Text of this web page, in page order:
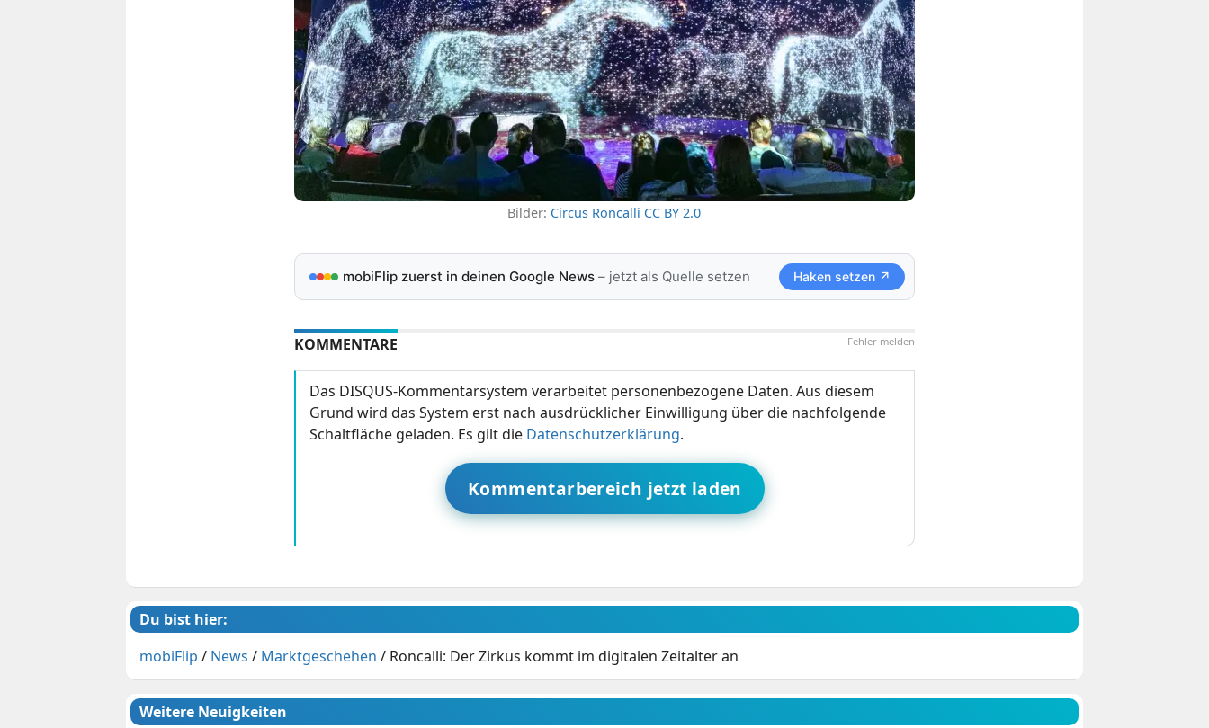
Bilder: Circus Roncalli CC BY 2.0
mobiFlip zuerst in deinen Google News– jetzt als Quelle setzen Haken setzen ↗
Fehler melden
KOMMENTARE
Das DISQUS-Kommentarsystem verarbeitet personenbezogene Daten. Aus diesem
Grund wird das System erst nach ausdrücklicher Einwilligung über die nachfolgende
Schaltfläche geladen. Es gilt die Datenschutzerklärung.
Kommentarbereich jetzt laden
Du bist hier:
mobiFlip / News / Marktgeschehen / Roncalli: Der Zirkus kommt im digitalen Zeitalter an
Weitere Neuigkeiten